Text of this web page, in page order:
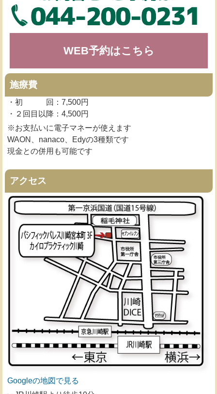
WEB予約はこちら
施療費
・初 回：7,500円
・２回目以降：4,500円
※お支払いに電子マネーが使えます
WAON、nanaco、Edyの3種類です
現金との併用も可能です
アクセス
Googleの地図で見る